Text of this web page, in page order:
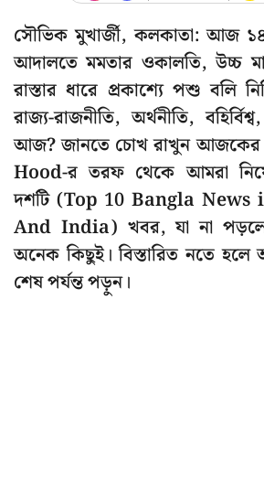
সৌভিক মুখার্জী, কলকাতা: আজ
আদালতে মমতার ওকালতি, উচ্চ
রাস্তার ধারে প্রকাশ্যে পশু বলি
রাজ্য-রাজনীতি, অর্থনীতি,
আজ? জানতে চোখ রাখুন আজকের
Hood-র তরফ থেকে আমরা
দশটি (Top 10 Bangla
And India) খবর, যা না
অনেক কিছুই। বিস্তারিত নতে হলে
শেষ পর্যন্ত পড়ুন।